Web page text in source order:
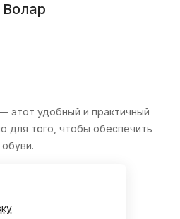
этот удобный и практичный
для того, чтобы обеспечить